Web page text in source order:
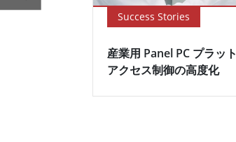
Success Stories
産業用 Panel PC プラッ
アクセス制御の高度化